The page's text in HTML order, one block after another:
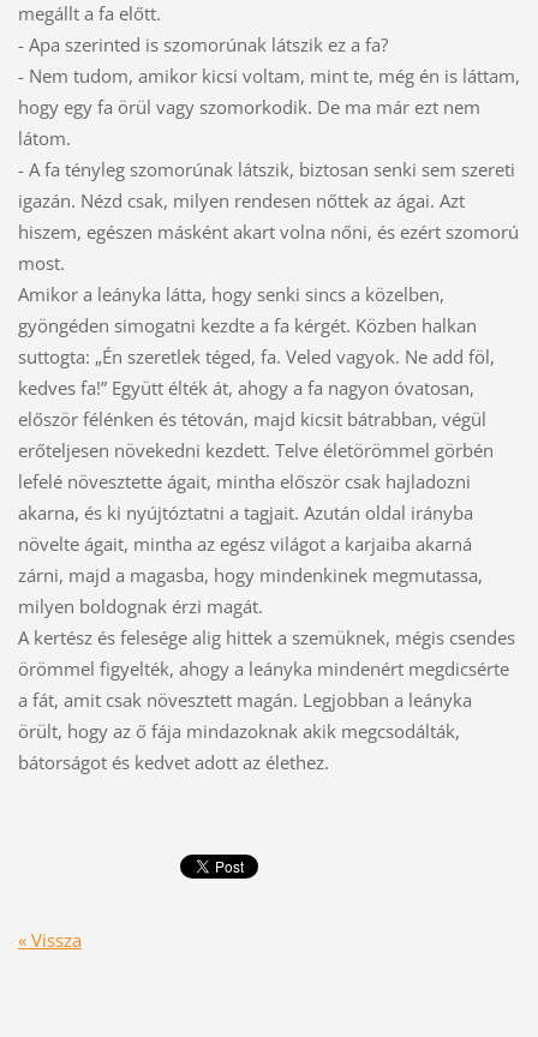
megállt a fa előtt.
- Apa szerinted is szomorúnak látszik ez a fa?
- Nem tudom, amikor kicsi voltam, mint te, még én is láttam,
hogy egy fa örül vagy szomorkodik. De ma már ezt nem
látom.
- A fa tényleg szomorúnak látszik, biztosan senki sem szereti
igazán. Nézd csak, milyen rendesen nőttek az ágai. Azt
hiszem, egészen másként akart volna nőni, és ezért szomorú
most.
Amikor a leányka látta, hogy senki sincs a közelben,
gyöngéden simogatni kezdte a fa kérgét. Közben halkan
suttogta: „Én szeretlek téged, fa. Veled vagyok. Ne add föl,
kedves fa!” Együtt élték át, ahogy a fa nagyon óvatosan,
először félénken és tétován, majd kicsit bátrabban, végül
erőteljesen növekedni kezdett. Telve életörömmel görbén
lefelé növesztette ágait, mintha először csak hajladozni
akarna, és ki nyújtóztatni a tagjait. Azután oldal irányba
növelte ágait, mintha az egész világot a karjaiba akarná
zárni, majd a magasba, hogy mindenkinek megmutassa,
milyen boldognak érzi magát.
A kertész és felesége alig hittek a szemüknek, mégis csendes
örömmel figyelték, ahogy a leányka mindenért megdicsérte
a fát, amit csak növesztett magán. Legjobban a leányka
örült, hogy az ő fája mindazoknak akik megcsodálták,
bátorságot és kedvet adott az élethez.
« Vissza